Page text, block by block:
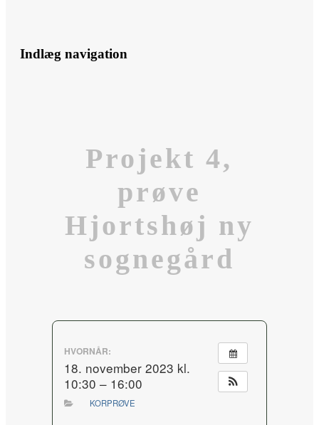
Indlæg navigation
Projekt 4,
prøve
Hjortshøj ny
sognegård
HVORNÅR:
18. november 2023 kl.
10:30 – 16:00
KORPRØVE